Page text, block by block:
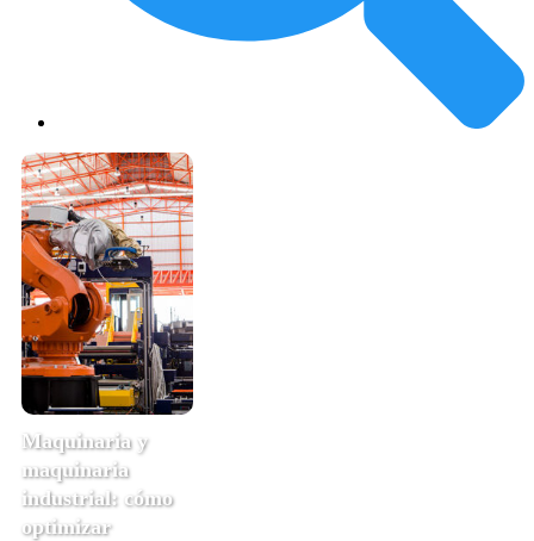
Maquinaria y
maquinaria
industrial: cómo
optimizar